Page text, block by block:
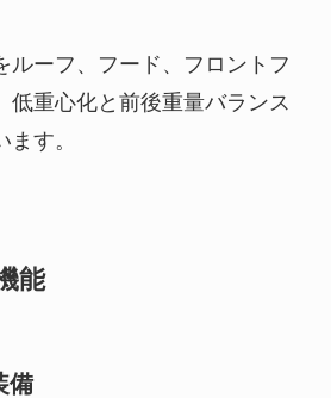
ルーフ、フード、フロントフ
低重心化と前後重量バランス
す。
能
備